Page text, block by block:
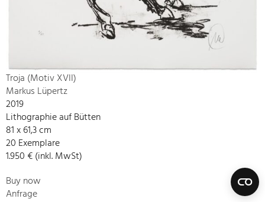
Troja (Motiv XVII)
Markus Lüpertz
2019
Lithographie auf Bütten
81 x 61,3 cm
20 Exemplare
1.950 € (inkl. MwSt)
Buy now
Anfrage